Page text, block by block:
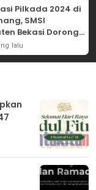
Pilkada 2024 di
SMSI
Bekasi Dorong
lalu